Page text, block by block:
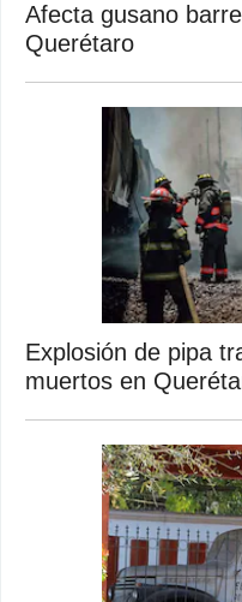
Afecta gusano
Querétaro
Explosión de pipa
muertos en